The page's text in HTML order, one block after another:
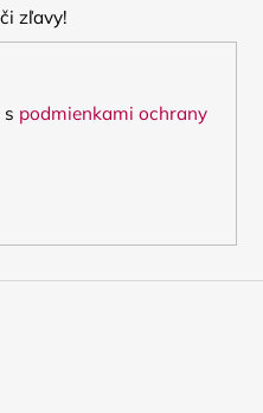
zľavy!
podmienkami ochrany